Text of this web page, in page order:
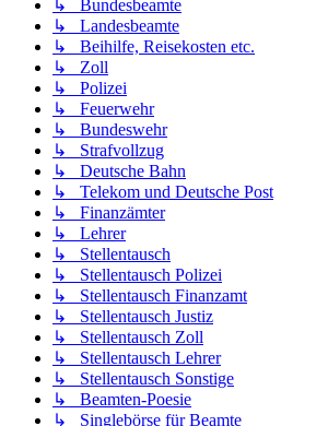
↳ Bundesbeamte
↳ Landesbeamte
↳ Beihilfe, Reisekosten etc.
↳ Zoll
↳ Polizei
↳ Feuerwehr
↳ Bundeswehr
↳ Strafvollzug
↳ Deutsche Bahn
↳ Telekom und Deutsche Post
↳ Finanzämter
↳ Lehrer
↳ Stellentausch
↳ Stellentausch Polizei
↳ Stellentausch Finanzamt
↳ Stellentausch Justiz
↳ Stellentausch Zoll
↳ Stellentausch Lehrer
↳ Stellentausch Sonstige
↳ Beamten-Poesie
↳ Singlebörse für Beamte